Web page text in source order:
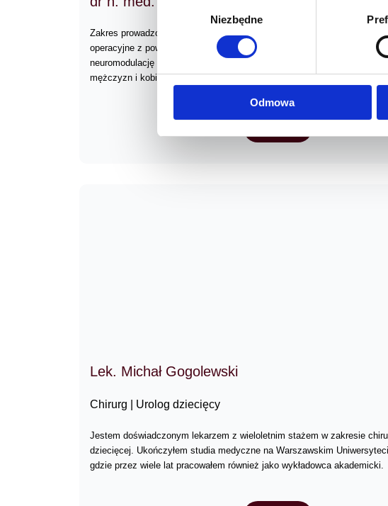
Niezbędne
Odmowa
Zakres prowadzonej przeze mnie działalności zabiegowej obejmuje m.in.
operacyjne z powodu zwężeń i urazów cewki moczowej – rekonstrukcje
neuromodulację nerwów krzyżowych, leczenie operacyjne z powodu
mężczyzn i kobiet w tym implantacje sztucznych zwieraczy cewki
Lek. Michał Gogolewski
Chirurg | Urolog dziecięcy
Jestem doświadczonym lekarzem z wieloletnim stażem w zakresie
dziecięcej. Ukończyłem studia medyczne na Warszawskim
gdzie przez wiele lat pracowałem również jako wykładowca akademicki.